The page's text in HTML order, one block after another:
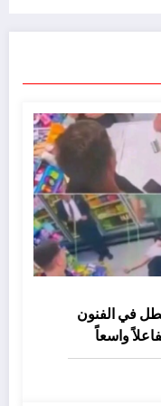
في الفنون
واسعاً